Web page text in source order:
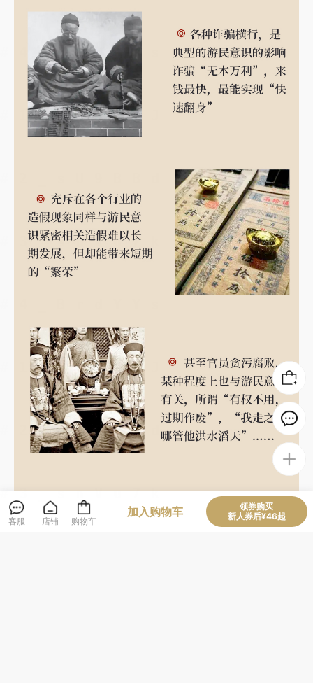
客服 店铺 购物车
加入购物车
领券购买
新人券后¥46起